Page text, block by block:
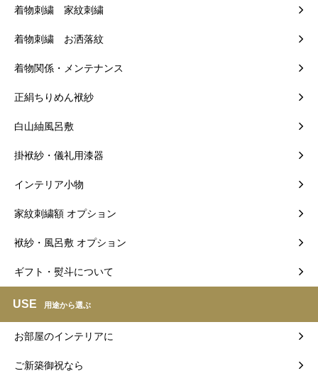
着物刺繍 家紋刺繍
着物刺繍 お洒落紋
着物関係・メンテナンス
正絹ちりめん袱紗
白山紬風呂敷
掛袱紗・儀礼用漆器
インテリア小物
家紋刺繍額 オプション
袱紗・風呂敷 オプション
ギフト・熨斗について
USE 用途から選ぶ
お部屋のインテリアに
ご新築御祝なら